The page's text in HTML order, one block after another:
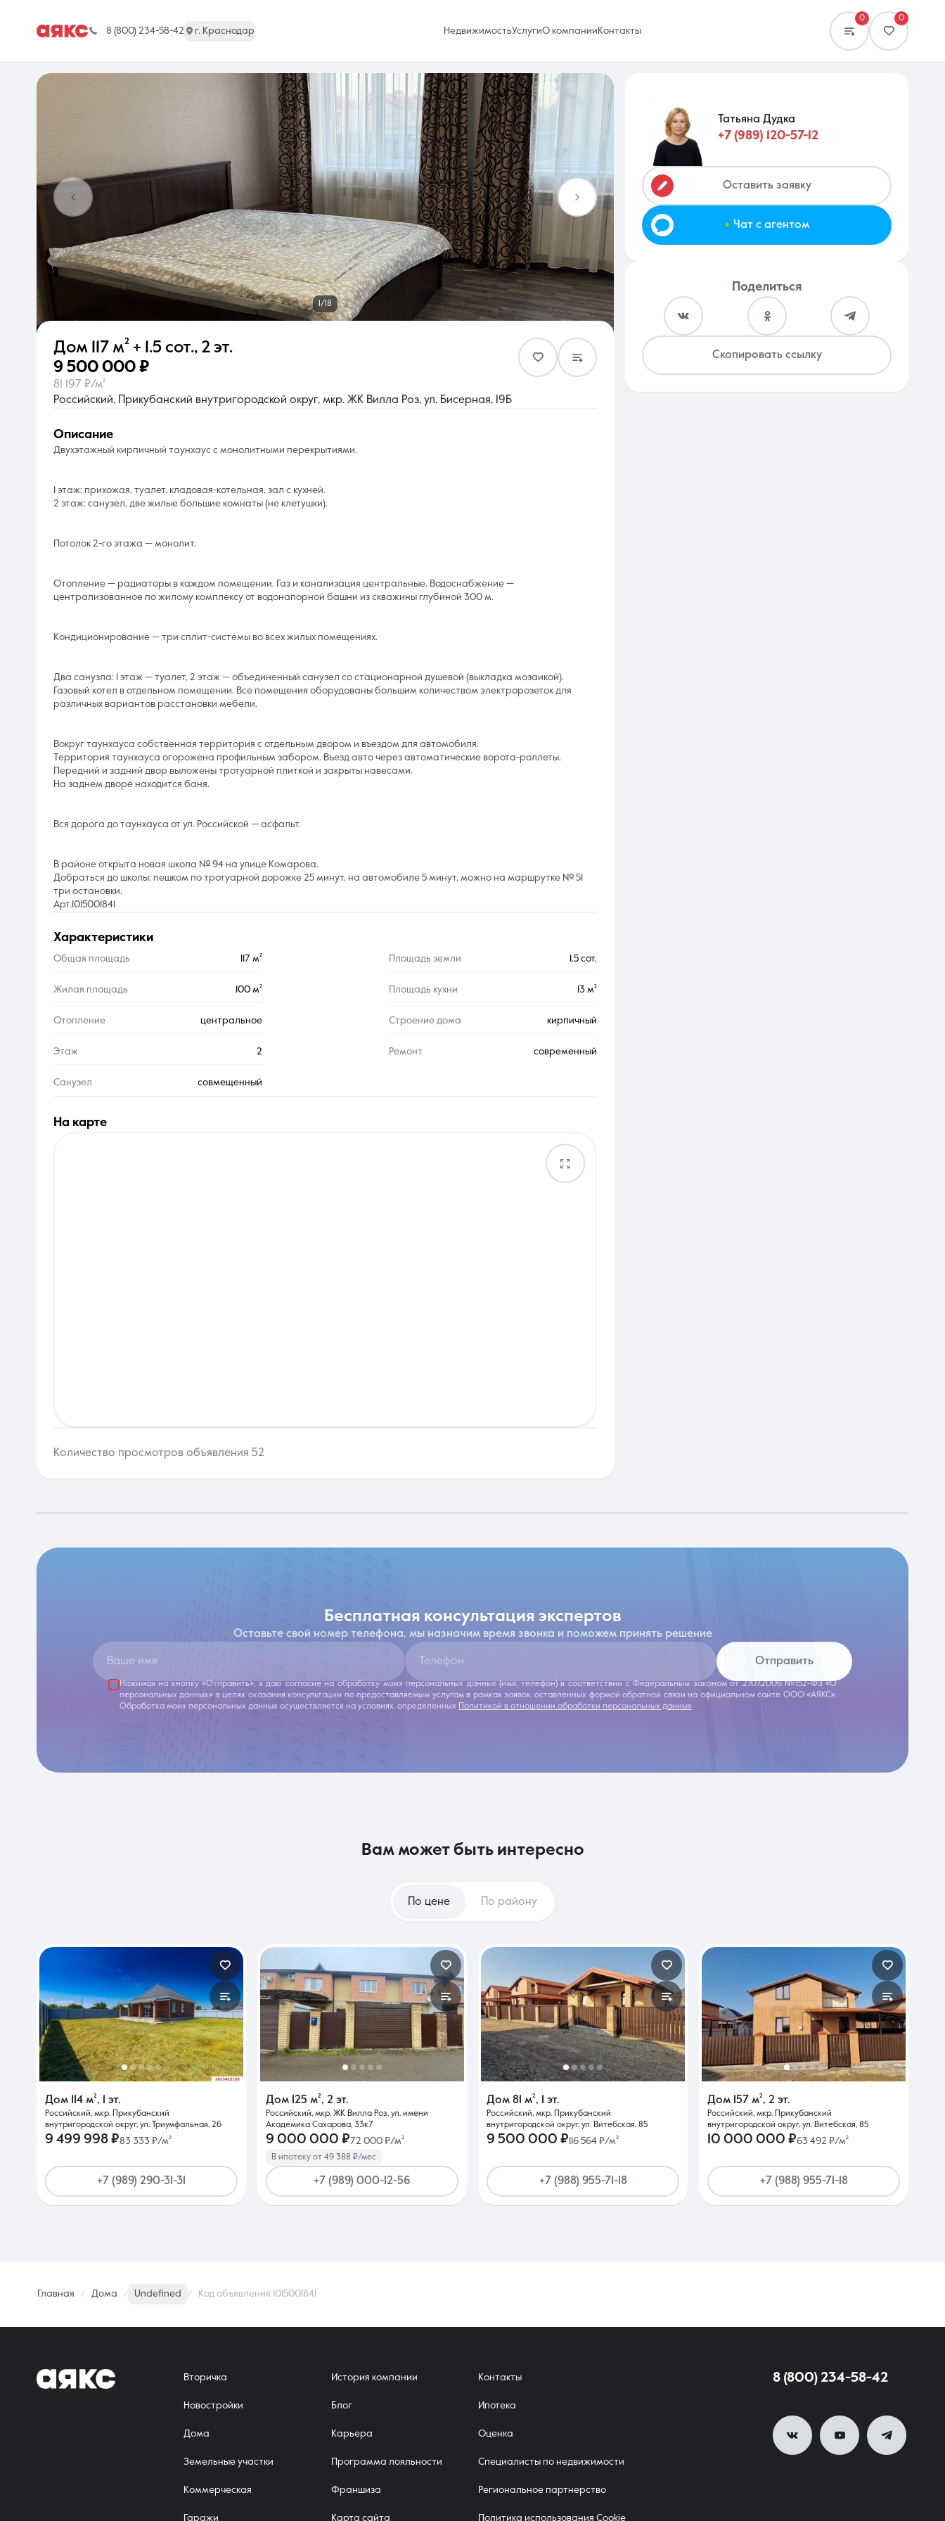
8 (800) 234-58-42 г. Краснодар НедвижимостьУслугиО компании Контакты
0 0
г. Краснодар Избранное
0 объявлений
Сравнение
Услуги
О компании Контакты
1/18
Дом 117 м² + 1.5 сот., 2 эт.
9 500 000 ₽
81 197 ₽/м²
Российский, Прикубанский внутригородской округ, мкр. ЖК Вилла Роз, ул. Бисерная, 19Б
характеристики
Общая площадь 117 м² Площадь земли 1.5 сот.
Жилая площадь 100 м² Площадь кухни 13 м²
Отопление центральное Строение дома кирпичный
Этаж 2 Ремонт современный
Санузел совмещенный
описание
Двухэтажный кирпичный таунхаус с монолитными перекрытиями.
1 этаж: прихожая, туалет, кладовая-котельная, зал с кухней.
2 этаж: санузел, две жилые большие комнаты (не клетушки).
Потолок 2-го этажа — монолит.
Отопление — радиаторы в каждом помещении. Газ и канализация центральные. Водоснабжение —
централизованное по жилому комплексу от водонапорной башни из скважины глубиной 300 м.
Кондиционирование — три сплит-системы во всех жилых помещениях.
Два санузла: 1 этаж — туалет, 2 этаж — объединенный санузел со стационарной душевой (выкладка мозаикой).
Газовый котел в отдельном помещении. Все помещения оборудованы большим количеством электророзеток для
различных вариантов расстановки мебели.
Вокруг таунхауса собственная территория с отдельным двором и въездом для автомобиля.
Территория таунхауса огорожена профильным забором. Въезд авто через автоматические ворота-роллеты.
Передний и задний двор выложены тротуарной плиткой и закрыты навесами.
На заднем дворе находится баня.
Вся дорога до таунхауса от ул. Российской — асфальт.
В районе открыта новая школа № 94 на улице Комарова.
Добраться до школы: пешком по тротуарной дорожке 25 минут, на автомобиле 5 минут, можно на маршрутке № 51
три остановки.
Арт.1015001841
на карте
Количество просмотров объявления 52
Татьяна Дудка
+7 (989) 120-57-12
Оставить заявку
. Чат с агентом
Поделиться
Скопировать ссылку
бесплатная консультация экспертов
Оставьте свой номер телефона, мы назначим время звонка и поможем принять решение
Ваше имя Телефон Отправить
Нажимая на кнопку «Отправить», я даю согласие на обработку моих персональных данных (имя, телефон) в соответствии с Федеральным законом от 27.07.2006 №152-ФЗ «О
персональных данных» в целях оказания консультации по предоставляемым услугам в рамках заявок, оставленных формой обратной связи на официальном сайте ООО «АЯКС».
Обработка моих персональных данных осуществляется на условиях, определенных Политикой в отношении обработки персональных данных
вам может быть интересно
По цене По району
Дом 114 м², 1 эт.
Российский, мкр. Прикубанский
внутригородской округ, ул. Триумфальная, 26
9 499 998 ₽83 333 ₽/м²
+7 (989) 290-31-31
Дом 125 м², 2 эт.
Российский, мкр. ЖК Вилла Роз, ул. имени
Академика Сахарова, 33к7
9 000 000 ₽72 000 ₽/м²
В ипотеку от 49 388 ₽/мес
+7 (989) 000-12-56
Дом 81 м², 1 эт.
Российский, мкр. Прикубанский
внутригородской округ, ул. Витебская, 85
9 500 000 ₽ 116 564 ₽/м²
+7 (988) 955-71-18
Дом 157 м², 2 эт.
Российский, мкр. Прикубанский
внутригородской округ, ул. Витебская, 85
10 000 000 ₽63 492 ₽/м²
+7 (988) 955-71-18
Главная Дома Undefined Код объявления 1015001841
Вторичка
Новостройки
Дома
Земельные участки
Коммерческая
Гаражи
История компании
Блог
Карьера
Программа лояльности
Франшиза
Карта сайта
Контакты
Ипотека
Оценка
Специалисты по недвижимости
Региональное партнерство
Политика использования Cookie
8 (800) 234-58-42